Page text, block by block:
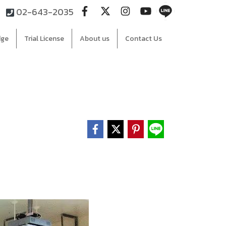
02-643-2035
Trial License About us Contact Us